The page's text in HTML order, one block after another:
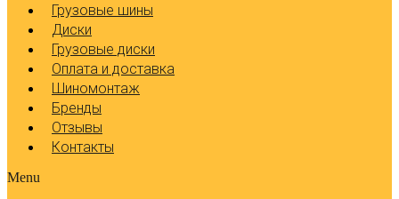
Грузовые шины
Диски
Грузовые диски
Оплата и доставка
Шиномонтаж
Бренды
Отзывы
Контакты
Menu